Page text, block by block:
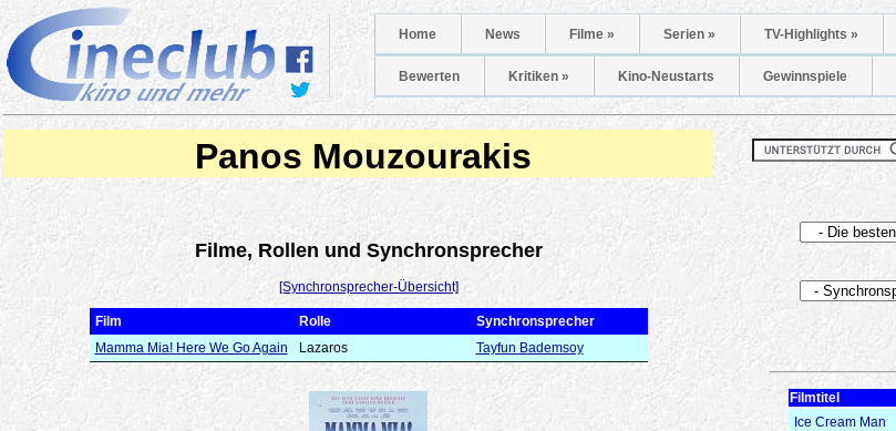
Home News Filme » Serien » TV-Highlights »
Bewerten Kritiken » Kino-Neustarts Gewinnspiele
Panos Mouzourakis
Filme, Rollen und Synchronsprecher
[Synchronsprecher-Übersicht]
Film Rolle
Synchronsprecher
Mamma Mia! Here We Go Again
Lazaros Tayfun Bademsoy
Filmtitel
Ice Cream Man